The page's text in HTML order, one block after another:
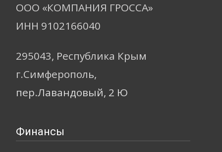
ООО «КОМПАНИЯ ГРОССА»
ИНН 9102166040
295043, Республика Крым
г.Симферополь,
пер.Лавандовый, 2 Ю
Финансы